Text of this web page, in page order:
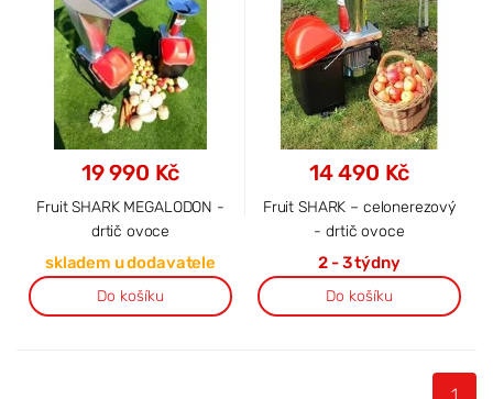
19 990 Kč
Fruit SHARK MEGALODON -
drtič ovoce
skladem u dodavatele
Do košíku
14 490 Kč
Fruit SHARK – celonerezový
- drtič ovoce
2 - 3 týdny
Do košíku